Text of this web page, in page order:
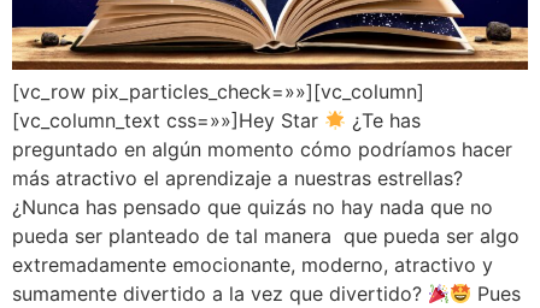
[vc_row pix_particles_check=»»][vc_column]
[vc_column_text css=»»]Hey Star
¿Te has
preguntado en algún momento cómo podríamos hacer
más atractivo el aprendizaje a nuestras estrellas?
¿Nunca has pensado que quizás no hay nada que no
pueda ser planteado de tal manera que pueda ser algo
extremadamente emocionante, moderno, atractivo y
sumamente divertido a la vez que divertido?
Pues